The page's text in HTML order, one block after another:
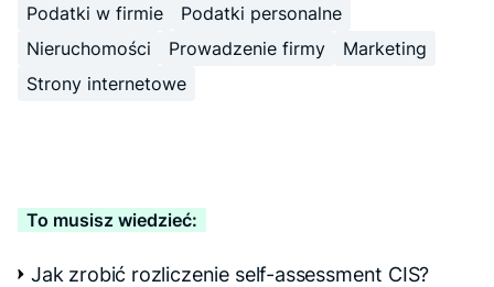
Podatki w firmie
Podatki personalne
Nieruchomości
Prowadzenie firmy
Marketing
Strony internetowe
To musisz wiedzieć:
Jak zrobić rozliczenie self-assessment CIS?